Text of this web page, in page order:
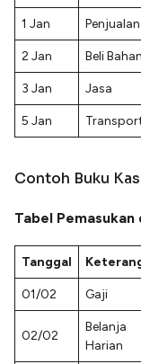
1 Jan Penjualan
2 Jan Beli Bahan
3 Jan Jasa
5 Jan
Contoh Buku
Tabel Pemasukan
Tanggal
01/02 Gaji
02/02
Belanja
Harian